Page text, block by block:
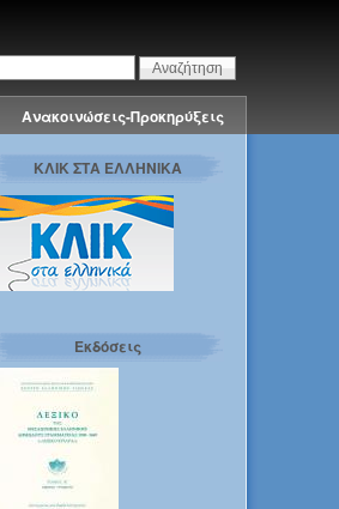
Ανακοινώσεις-Προκηρύξεις
ΚΛΙΚ ΣΤΑ ΕΛΛΗΝΙΚΑ
Εκδόσεις